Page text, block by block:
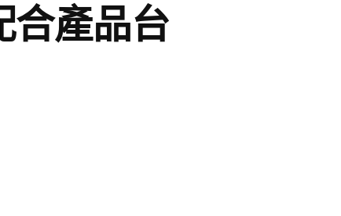
合產品台